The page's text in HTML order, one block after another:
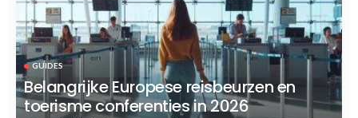
GUIDES
Belangrijke Europese reisbeurzen en
toerisme conferenties in 2026